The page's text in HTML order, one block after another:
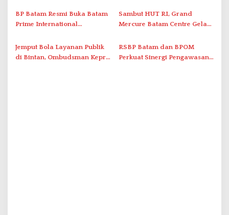
Penanganan Stroke
Berstandar Internasional
Antar-IPAM
BP Batam Resmi Buka Batam
Prime International
2026 di Stadion Temenggung
Abdul Jamal
Sambut HUT RI, Grand
Mercure Batam Centre Gelar
Nusantara’
Jemput Bola Layanan Publik
di Bintan, Ombudsman Kepri
RSBP Batam dan BPOM
Perkuat Sinergi Pengawasan